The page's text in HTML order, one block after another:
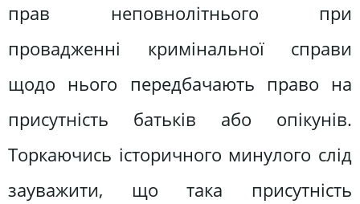
прав неповнолітнього при
провадженні кримінальної справи
щодо нього передбачають право на
присутність батьків або опікунів.
Торкаючись історичного минулого слід
зауважити, що така присутність